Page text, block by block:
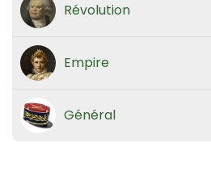
Révolution
Empire
Général